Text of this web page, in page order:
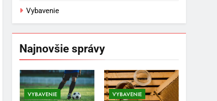
Vybavenie
Najnovšie správy
VYBAVENIE
VYBAVENIE